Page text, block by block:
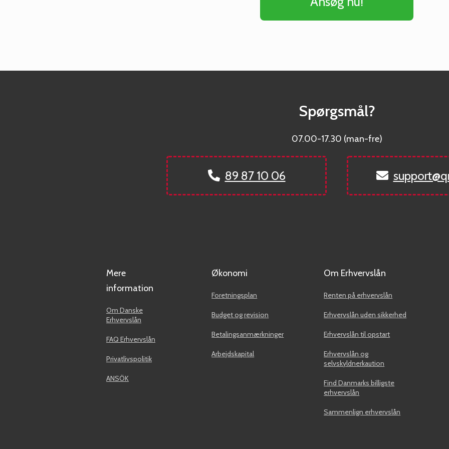
Spørgsmål?
07.00-17.30 (man-fre)
89 87 10 06
Mere
information
Om Danske
Erhvervslån
FAQ Erhvervslån
Privatlivspolitik
ANSÖK
Økonomi
Foretningsplan
Budget og revision
Betalingsanmærkninger
Arbejdskapital
Om Erhvervslån
Renten på erhvervslån
Erhvervslån uden sikkerhed
Erhvervslån til opstart
Erhvervslån og
selvskyldnerkaution
Find Danmarks billigste
erhvervslån
Sammenlign erhvervslån